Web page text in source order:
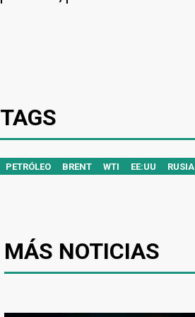
TAGS
PETRÓLEO BRENT WTI EE:UU RUSIA
MÁS NOTICIAS